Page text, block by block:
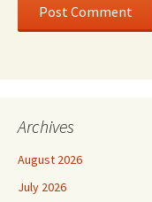
Archives
August 2026
July 2026